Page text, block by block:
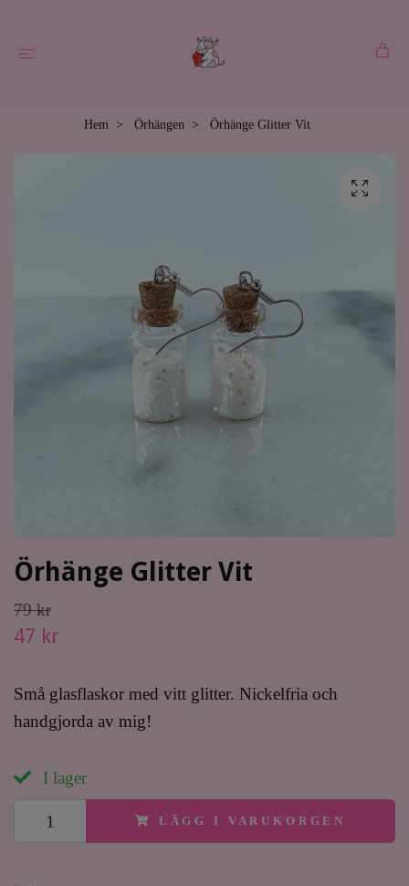
Hem Örhängen Örhänge Glitter Vit
Örhänge Glitter Vit
79 kr
47 kr
Små glasflaskor med vitt glitter. Nickelfria och
handgjorda av mig!
I lager
LÄGG I VARUKORGEN